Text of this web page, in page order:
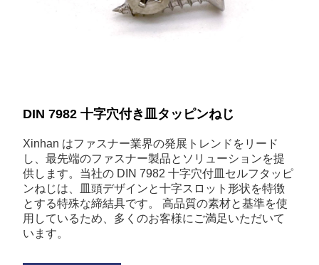
DIN 7982 十字穴付き皿タッピンねじ
Xinhan はファスナー業界の発展トレンドをリード
し、最先端のファスナー製品とソリューションを提
供します。当社の DIN 7982 十字穴付皿セルフタッピ
ンねじは、皿頭デザインと十字スロット形状を特徴
とする特殊な締結具です。 高品質の素材と基準を使
用しているため、多くのお客様にご満足いただいて
います。